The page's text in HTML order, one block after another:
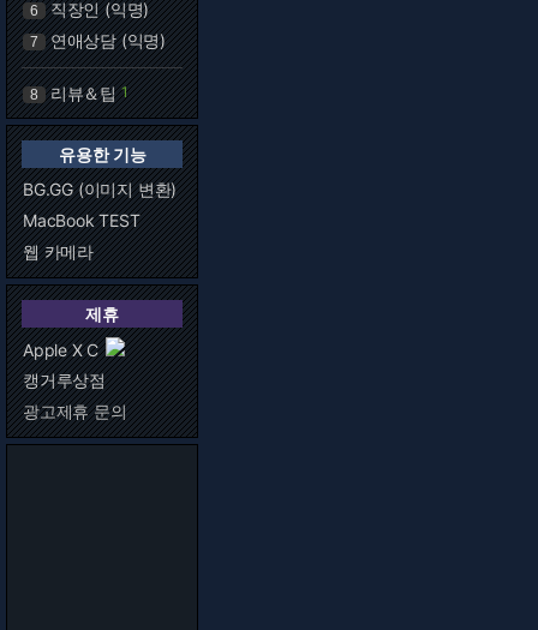
6 직장인 (익명)
7 연애상담 (익명)
8 리뷰＆팁 1
유용한 기능
BG.GG (이미지 변환)
MacBook TEST
웹 카메라
제휴
Apple X C
캥거루상점
광고제휴 문의